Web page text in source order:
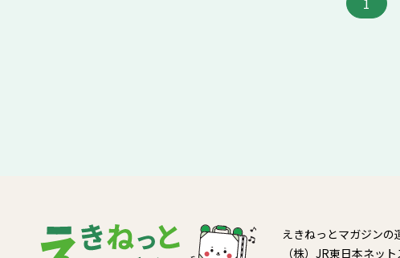
えきねっとマガジンの
（株）JR東日本ネッ